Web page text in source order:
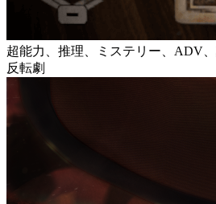
超能力、推理、ミステリー、ADV
反転劇